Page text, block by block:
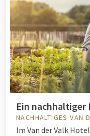
Ein nachhaltiger
NACHHALTIGES VAN
Im Van der Valk